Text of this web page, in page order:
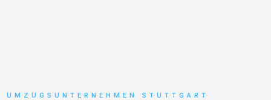
UMZUGSUNTERNEHMEN STUTTGART